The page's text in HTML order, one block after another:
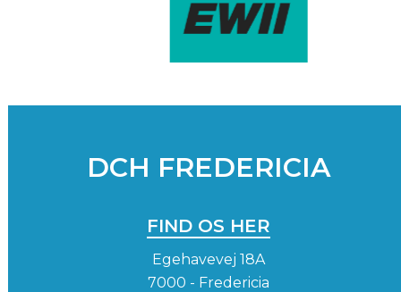
DCH FREDERICIA
FIND OS HER
Egehavevej 18A
7000 - Fredericia